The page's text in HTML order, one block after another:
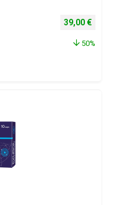
Izvorna
39,00 €
50%